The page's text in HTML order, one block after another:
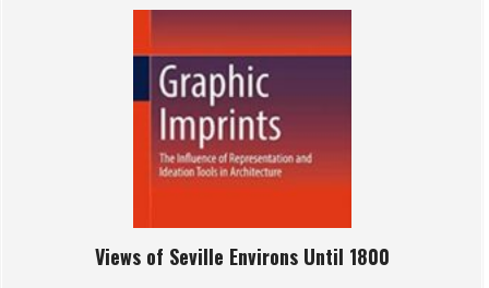
Views of Seville Environs Until 1800